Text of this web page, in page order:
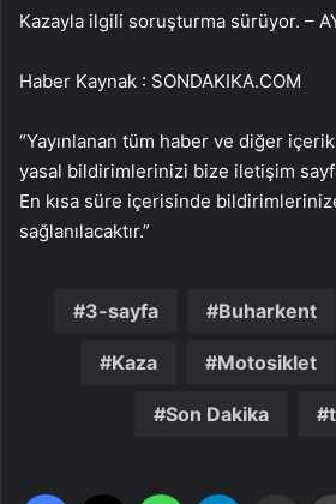
Kazayla ilgili soruşturma sürüyor. –
Haber Kaynak : SONDAKIKA.COM
“Yayınlanan tüm haber ve diğer
yasal bildirimlerinizi bize iletişim
En kısa süre içerisinde
sağlanılacaktır.”
3-sayfa Buharkent
Kaza Motosiklet
Son Dakika
Facebook WhatsApp Email'den